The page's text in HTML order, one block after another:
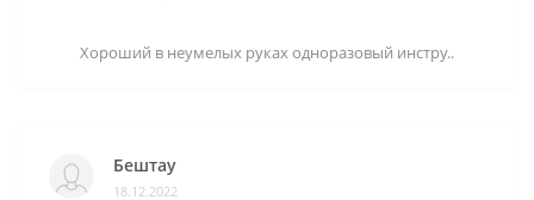
Хороший в неумелых руках одноразовый инстру..
Бештау
18.12.2022